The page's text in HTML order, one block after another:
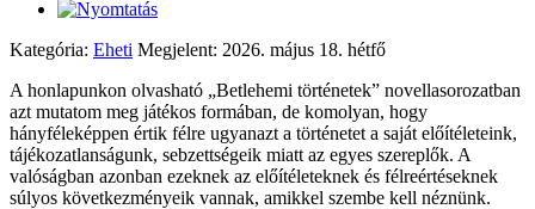
Kategória: Eheti Megjelent: 2026. május 18. hétfő
A honlapunkon olvasható „Betlehemi történetek” novellasorozatban
azt mutatom meg játékos formában, de komolyan, hogy
hányféleképpen értik félre ugyanazt a történetet a saját előítéleteink,
tájékozatlanságunk, sebzettségeik miatt az egyes szereplők. A
valóságban azonban ezeknek az előítéleteknek és félreértéseknek
súlyos következményeik vannak, amikkel szembe kell néznünk.